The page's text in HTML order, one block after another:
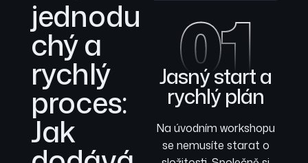
jednodu
chý a
rychlý
proces:
Jak
01
Jasný start a
rychlý plán
Na úvodním workshopu
se nemusíte starat o